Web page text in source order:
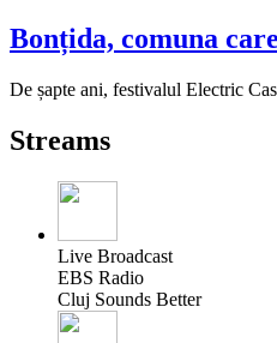
Bonțida, comuna
De șapte ani, festivalul Electric
Streams
Live Broadcast
EBS Radio
Cluj Sounds Better